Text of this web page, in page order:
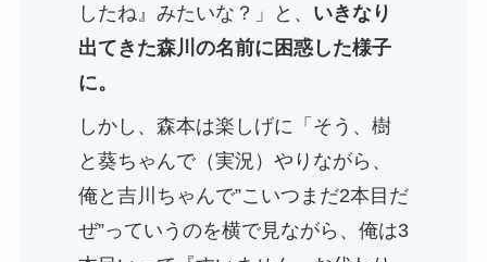
したね』みたいな？」と、 いきなり
出てきた森川の名前に困惑した様子
に。
しかし、森本は楽しげに「そう、樹
と葵ちゃんで（実況）やりながら、
俺と吉川ちゃんで”こいつまだ2本目だ
ぜ”っていうのを横で見ながら、俺は3